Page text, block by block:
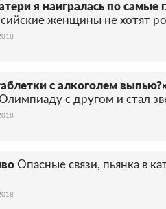
я наигралась по самые
женщины не хотят
с алкоголем
с другом и стал
Опасные связи, пьянка в